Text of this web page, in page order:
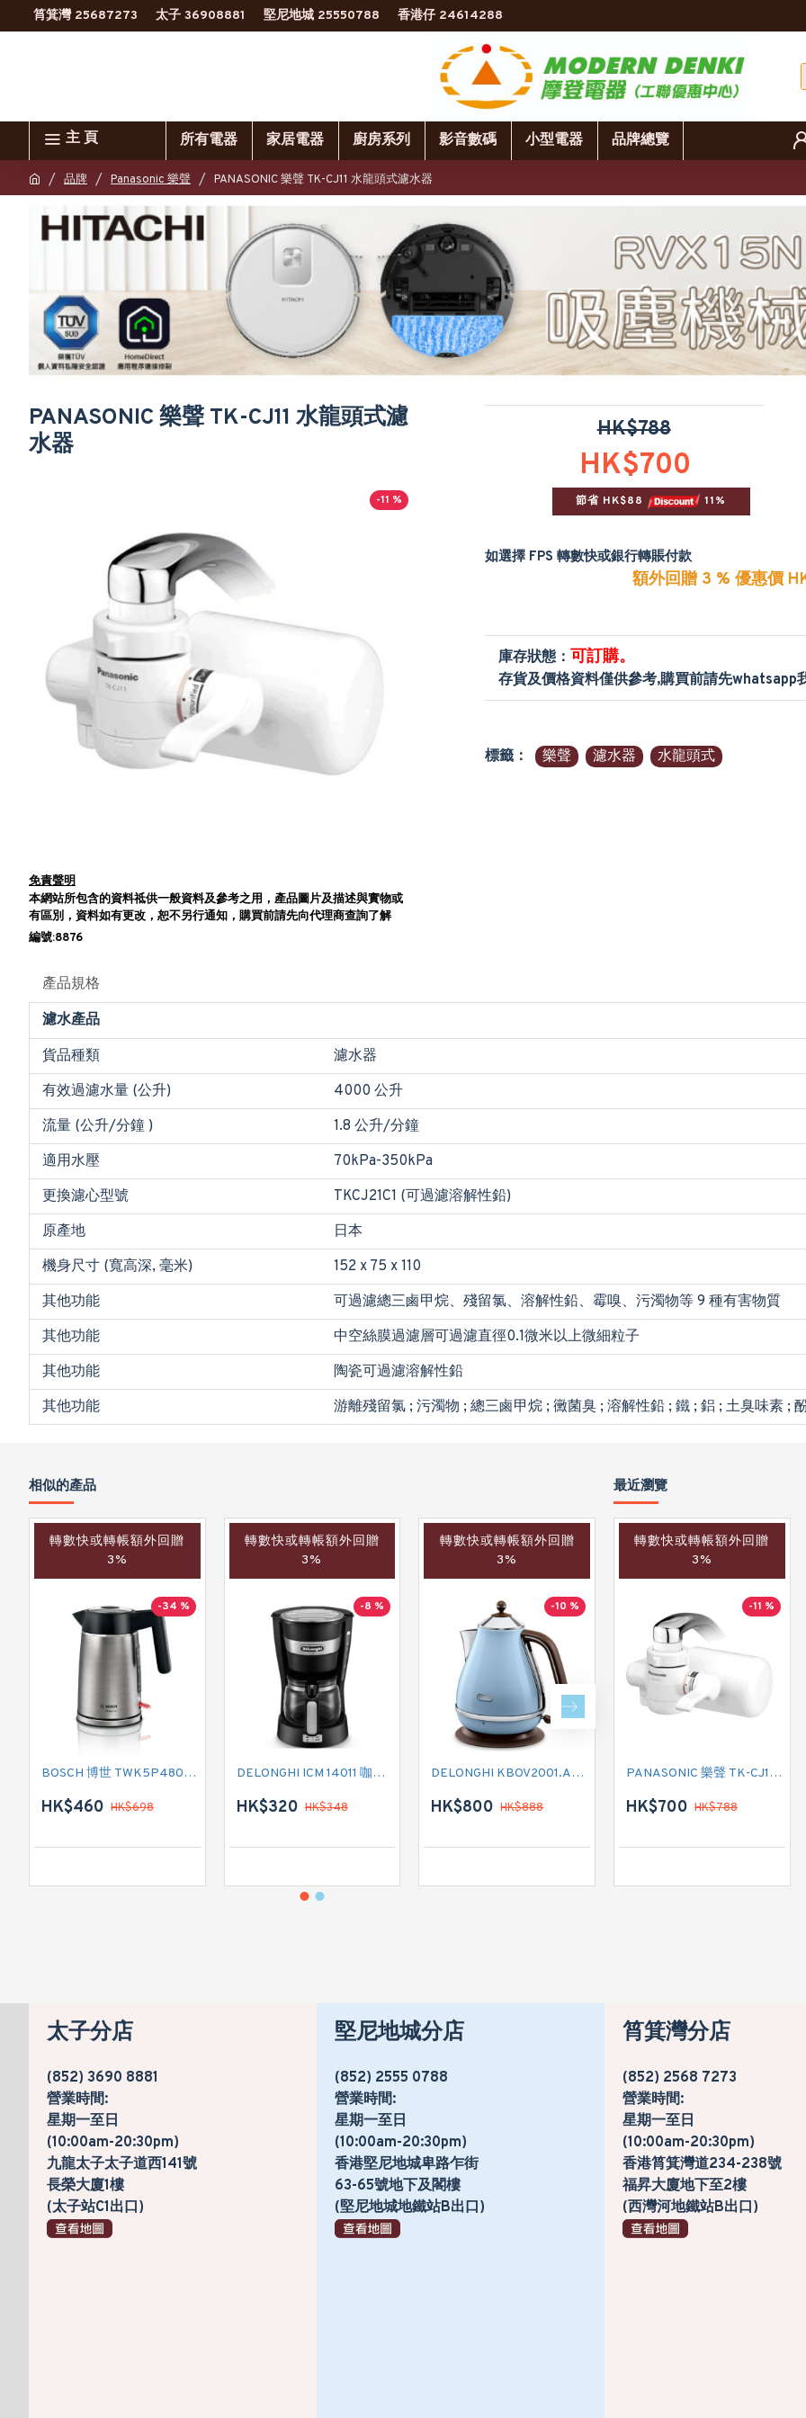
筲箕灣 25687273 太子 36908881 堅尼地城 25550788 香港仔 24614288
主 頁 所有電器 家居電器 廚房系列 影音數碼 小型電器 品牌總覽
品牌 Panasonic 樂聲 PANASONIC 樂聲 TK-CJ11 水龍頭式濾水器
PANASONIC 樂聲 TK-CJ11 水龍頭式濾
水器
-11 %
免責聲明
本網站所包含的資料祗供一般資料及參考之用，產品圖片及描述與實物或
有區別，資料如有更改，恕不另行通知，購買前請先向代理商查詢了解
編號:8876
HK$700
HK$788
節省 HK$88 11%
如選擇 FPS 轉數快或銀行轉賬付款
額外回贈 3 % 優惠價
庫存狀態： 可訂購。
存貨及價格資料僅供參考,購買前請先whatsapp
標籤： 樂聲 濾水器 水龍頭式
產品規格
濾水產品
貨品種類
濾水器
有效過濾水量 (公升)
4000 公升
流量 (公升/分鐘 )
1.8 公升/分鐘
適用水壓
70kPa-350kPa
更換濾心型號
TKCJ21C1 (可過濾溶解性鉛)
原產地
日本
機身尺寸 (寬高深, 毫米)
152 x 75 x 110
其他功能
可過濾總三鹵甲烷、殘留氯、溶解性鉛、霉嗅、污濁物等 9 種有害物質
其他功能
中空絲膜過濾層可過濾直徑0.1微米以上微細粒子
其他功能
陶瓷可過濾溶解性鉛
其他功能
游離殘留氯 ; 污濁物 ; 總三鹵甲烷 ; 黴菌臭 ; 溶解性鉛 ; 鐵 ; 鋁 ; 土臭味素 ;
相似的產品
轉數快或轉帳額外回贈
3%
-34 %
BOSCH 博世 TWK5P480GB 電熱式水壺
HK$460 HK$698
轉數快或轉帳額外回贈
3%
-8 %
DELONGHI ICM 14011 咖啡機
HK$320 HK$348
轉數快或轉帳額外回贈
3%
-10 %
DELONGHI KBOV2001.AZ (海洋藍) 電熱水壺
HK$800 HK$888
轉數快或轉帳額外回贈
3%
-10 %
DELONGHI KBOV2001.GR (橄欖綠) 電熱水壺
HK$800 HK$888
最近瀏覽
轉數快或轉帳額外回贈
3%
-11 %
PANASONIC 樂聲 TK-CJ11 水龍頭式濾水器
HK$700 HK$788
太子分店
(852) 3690 8881
營業時間:
星期一至日
(10:00am-20:30pm)
九龍太子太子道西141號
長榮大廈1樓
(太子站C1出口)
堅尼地城分店
(852) 2555 0788
營業時間:
星期一至日
(10:00am-20:30pm)
香港堅尼地城卑路乍街
63-65號地下及閣樓
(堅尼地城地鐵站B出口)
筲箕灣分店
(852) 2568 7273
營業時間:
星期一至日
(10:00am-20:30pm)
香港筲箕灣道234-238號
福昇大廈地下至2樓
(西灣河地鐵站B出口)